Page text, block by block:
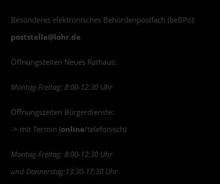
Besonderes elektronisches Behördenpostfach (beBPo):
poststelle@lohr.de
Öffnungszeiten Neues Rathaus:
Montag-Freitag: 8:00-12:30 Uhr
Öffnungszeiten Bürgerdienste:
-> mit Termin (online/telefonisch)
Montag-Freitag: 8:00-12:30 Uhr
und Donnerstag:13:30-17:30 Uhr